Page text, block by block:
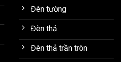
Đèn tường
Đèn thả
Đèn thả trần tròn